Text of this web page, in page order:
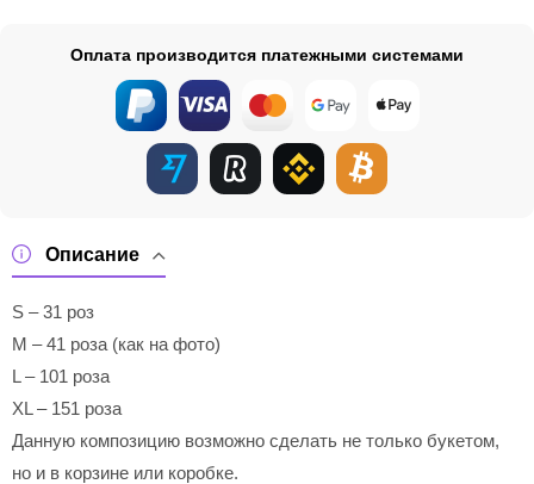
Описание
S – 31 роз
M – 41 роза (как на фото)
L – 101 роза
XL – 151 роза
Данную композицию возможно сделать не только букетом,
но и в корзине или коробке.
Оплата производится платежными системами